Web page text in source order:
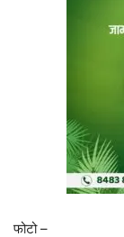
फोटो –